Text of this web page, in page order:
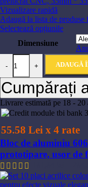
Vizualizare rapidă
Adaugă la lista de produse
Selectează opțiunileAcest
produs
mai
multe
variații.
Opțiunile
pot
fi
alese
pagina
Dimensiune
-
Cantitate Bloc de aluminiu
+ ADAUGĂ
Cumpărați
Livrare estimată pe 18 - 20
55.58 Lei x 4 rate
Bloc de aluminiu
prototipare, usor de